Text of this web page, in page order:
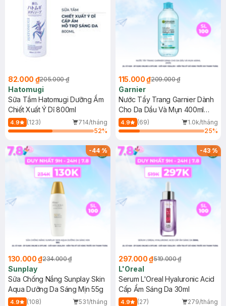
82.000 ₫205.000 ₫
Hatomugi
Sữa Tắm Hatomugi Dưỡng Ẩm
Chiết Xuất Ý Dĩ 800ml
4.9 (123)
714/tháng
52%
115.000 ₫209.000 ₫
Garnier
Nước Tẩy Trang Garnier Dành
Cho Da Dầu Và Mụn 400ml
(Mới)
4.9 (69)
1.0k/tháng
25%
-44%
130.000 ₫234.000 ₫
Sunplay
Sữa Chống Nắng Sunplay Skin
Aqua Dưỡng Da Sáng Mịn 55g
4.9 (108)
531/tháng
-43%
297.000 ₫519.000 ₫
L'Oreal
Serum L'Oreal Hyaluronic Acid
Cấp Ẩm Sáng Da 30ml
4.9 (27)
279/tháng